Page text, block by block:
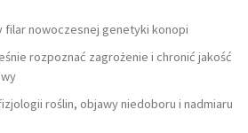
filar nowoczesnej genetyki konopi
rozpoznać zagrożenie i chronić jakość
roślin, objawy niedoboru i nadmiaru